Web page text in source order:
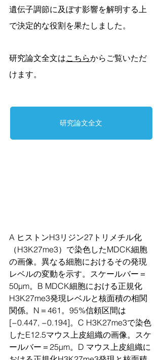
遺伝子調節に及ぼす影響を解明する上
で決定的な役割を果たしました。
研究論文全文はこちらからご覧いただ
けます。
研究論文全文
A ヒストンH3リジン27トリメチル化
（H3K27me3）で染色したMDCK細胞
の画像。異なる細胞におけるその発現
レベルの変動を示す。スケールバー＝
50μm。B MDCK細胞における正規化
H3K27me3発現レベルと核面積の相関
関係。N＝461。95%信頼区間は
[−0.447, −0.194]。C H3K27me3で染色
したE12.5マウス上皮組織の画像。スケ
ールバー＝25μm。D マウス上皮組織に